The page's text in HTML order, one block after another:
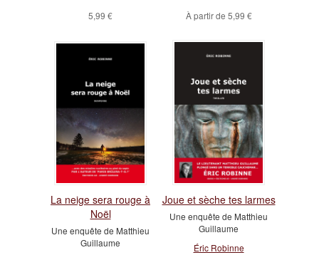
5,99 €
À partir de 5,99 €
La neige sera rouge à
Noël
Une enquête de Matthieu
Guillaume
Joue et sèche tes larmes
Une enquête de Matthieu
Guillaume
Éric Robinne